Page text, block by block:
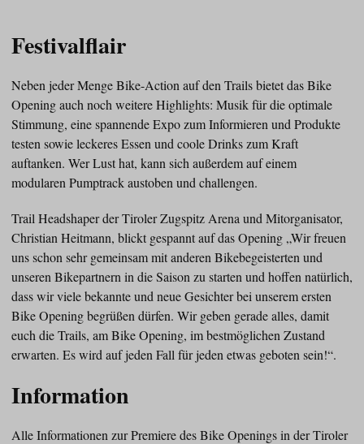
Festivalflair
Neben jeder Menge Bike-Action auf den Trails bietet das Bike
Opening auch noch weitere Highlights: Musik für die optimale
Stimmung, eine spannende Expo zum Informieren und Produkte
testen sowie leckeres Essen und coole Drinks zum Kraft
auftanken. Wer Lust hat, kann sich außerdem auf einem
modularen Pumptrack austoben und challengen.
Trail Headshaper der Tiroler Zugspitz Arena und Mitorganisator,
Christian Heitmann, blickt gespannt auf das Opening „Wir freuen
uns schon sehr gemeinsam mit anderen Bikebegeisterten und
unseren Bikepartnern in die Saison zu starten und hoffen natürlich,
dass wir viele bekannte und neue Gesichter bei unserem ersten
Bike Opening begrüßen dürfen. Wir geben gerade alles, damit
euch die Trails, am Bike Opening, im bestmöglichen Zustand
erwarten. Es wird auf jeden Fall für jeden etwas geboten sein!“.
Information
Alle Informationen zur Premiere des Bike Openings in der Tiroler